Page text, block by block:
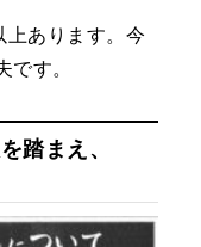
上あります。今
です。
踏まえ、